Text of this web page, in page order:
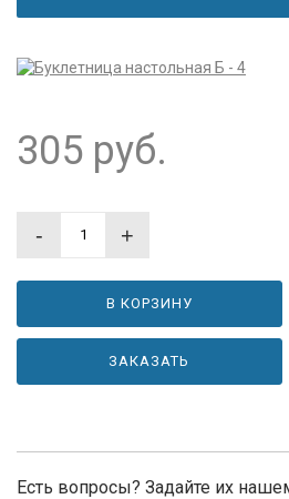
305 руб.
- +
В КОРЗИНУ
ЗАКАЗАТЬ
Есть вопросы? Задайте их